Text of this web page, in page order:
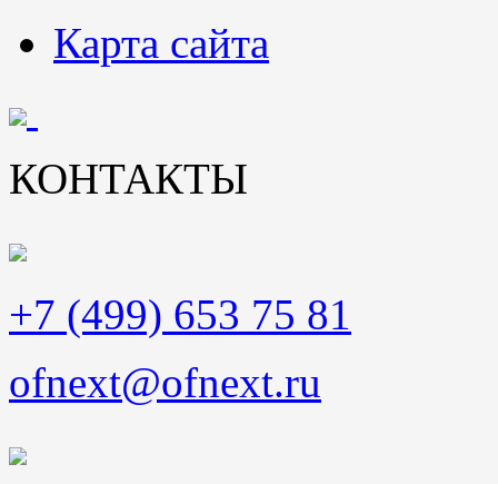
Карта сайта
КОНТАКТЫ
+7 (499) 653 75 81
ofnext@ofnext.ru